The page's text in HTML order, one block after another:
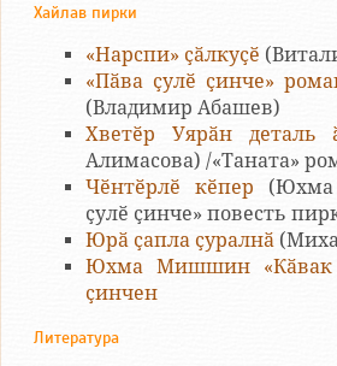
Хайлав пирки
«Нарспи» ҫӑлкуҫӗ
«Пӑва ҫулӗ ҫинче»
(Владимир Абашев)
Хветӗр Уярӑн деталь
Алимасова) /«Таната»
Чӗнтӗрлӗ кӗпер
ҫулӗ ҫинче» повесть
Юрӑ ҫапла ҫуралнӑ
Юхма Мишшин «Кӑвак
ҫинчен
Литература